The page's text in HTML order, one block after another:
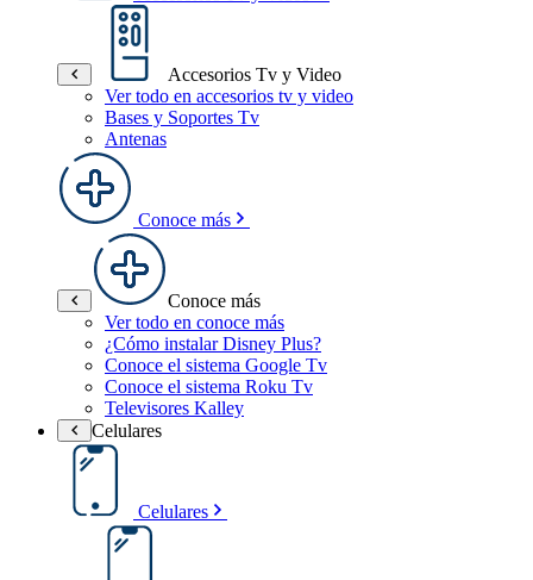
Accesorios Tv y Video
Ver todo en accesorios tv y video
Bases y Soportes Tv
Antenas
Conoce más
Conoce más
Ver todo en conoce más
¿Cómo instalar Disney Plus?
Conoce el sistema Google Tv
Conoce el sistema Roku Tv
Televisores Kalley
Celulares
Celulares